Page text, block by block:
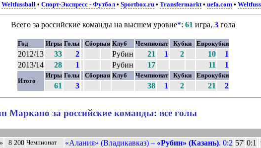
Weltfussball• Спорт-Экспресс - Футбол• Sportbox.ru• Transfermarkt• uefa.com•
Всего за российские команды на высшем уровне*: 61 игра, 3 гола
Год Игры Голы Сборная Клуб Чемпионат Кубки Еврокубки
2012/13 33 2 Рубин 21 1 2 10
1
2013/14
28 1 Рубин 17 11 1
Итого
Игры Голы Сборная Клуб Чемпионат Кубки Еврокубки
61 3 38 1 2 21 2
Маркано за российские команды: все голы
8 200 Чемпионат «Алания» (Владикавказ) – «Рубин» (Казань). 0:2 57' 0:1